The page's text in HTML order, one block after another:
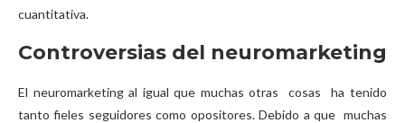
cuantitativa.
Controversias del neuromarketing
El neuromarketing al igual que muchas otras cosas ha tenido
tanto fieles seguidores como opositores. Debido a que muchas